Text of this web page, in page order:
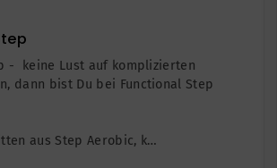
- keine Lust auf komplizierten
dann bist Du bei Functional Step
aus Step Aerobic, k…